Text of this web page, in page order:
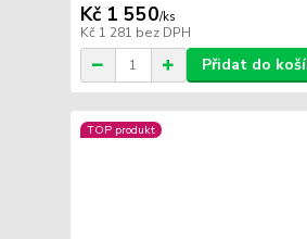
Kč 1 550/ks
Kč 1 281 bez DPH
Přidat do
TOP produkt